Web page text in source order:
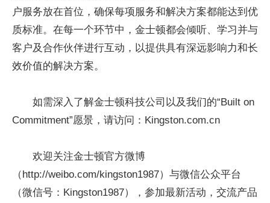
户服务放在首位，确保每项服务和解决方案都能达到优
质标准。在每一个环节中，金士顿都会倾听、学习并与
客户及合作伙伴进行互动，以提供具有深远影响力和长
效价值的解决方案。
如需深入了解金士顿科技公司以及我们的“Built on
Commitment”愿景，请访问：Kingston.com.cn
欢迎关注金士顿官方微博
（http://weibo.com/kingston1987）与微信公众平台
（微信号：Kingston1987），参加最新活动，交流产品